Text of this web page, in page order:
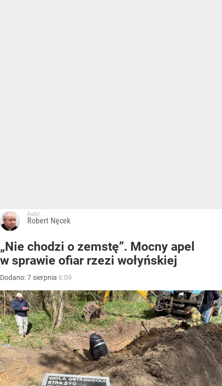
Autor:
Robert Nęcek
„Nie chodzi o zemstę”. Mocny apel
w sprawie ofiar rzezi wołyńskiej
Dodano:7 sierpnia 6:09